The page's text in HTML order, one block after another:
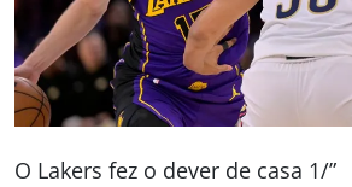
O Lakers fez o dever de casa 1/”